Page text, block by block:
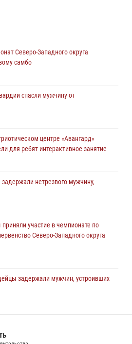
и призеры Чемпионатов
по спортивному и боевому
ВНЕВЕДОМСТВЕННОЙ
Северо-Западного округа
самбо
спасли мужчину от
центре «Авангард»
для ребят интерактивное занятие
нетрезвого мужчину,
участие в чемпионате по
Северо-Западного округа
задержали мужчин, устроивших
мошенничеств